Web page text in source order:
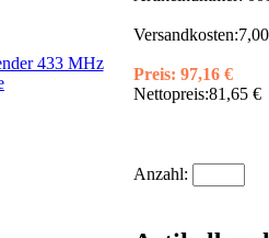
Versandkosten:
Preis: 97,16 €
Nettopreis:81,65 €
Anzahl: